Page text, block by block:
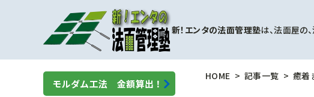
新！エンタの法面管理塾は、法面屋の
HOME 記事一覧 癒着
モルダム工法 金額算出！